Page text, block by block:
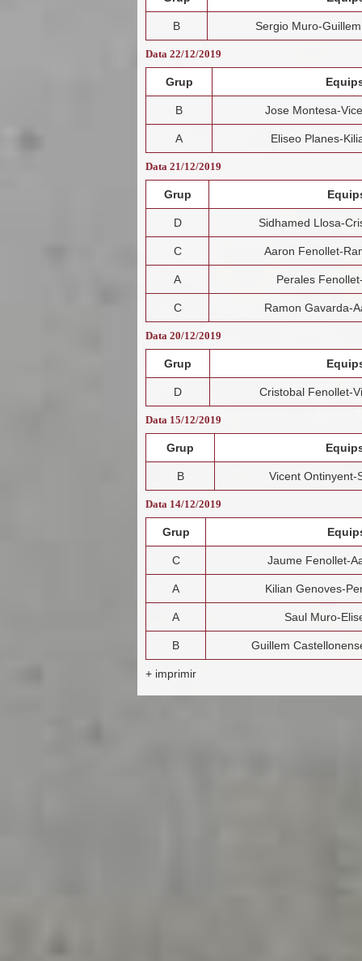
B Sergio Muro-
Data 22/12/2019
Grup
B Jose Montesa-
A Eliseo Planes-
Data 21/12/2019
Grup
D Sidhamed Llosa-
C Aaron Fenollet-
A Perales
C Ramon Gavarda-
Data 20/12/2019
Grup
D Cristobal Fenollet-
Data 15/12/2019
Grup
B Vicent Ontinyent-
Data 14/12/2019
Grup
C Jaume Fenollet-
A Kilian Genoves-
A Saul Muro-
B Guillem
+ imprimir